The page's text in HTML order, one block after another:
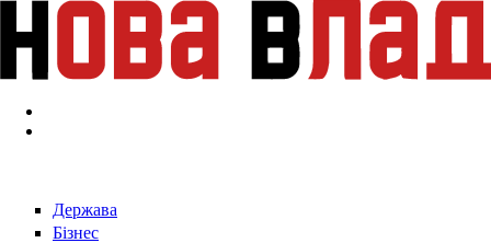
Перейти к основному содержанию
Держава
Бізнес